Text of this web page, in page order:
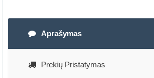
Aprašymas
Prekių Pristatymas